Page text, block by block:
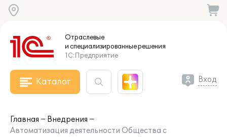
Отраслевые
и специализированныерешения
1С:Предприятие
Каталог Вход
Главная
Внедрения
Автоматизация деятельности Общества с